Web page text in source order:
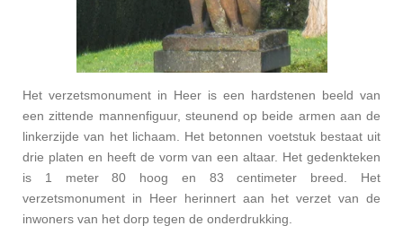
Het verzetsmonument in Heer is een hardstenen beeld van
een zittende mannenfiguur, steunend op beide armen aan de
linkerzijde van het lichaam. Het betonnen voetstuk bestaat uit
drie platen en heeft de vorm van een altaar. Het gedenkteken
is 1 meter 80 hoog en 83 centimeter breed. Het
verzetsmonument in Heer herinnert aan het verzet van de
inwoners van het dorp tegen de onderdrukking.